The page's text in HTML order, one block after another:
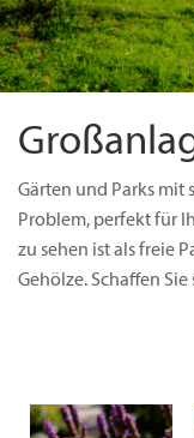
Gärten und Parks mit
Problem, perfekt für
zu sehen ist als freie
Gehölze. Schaffen